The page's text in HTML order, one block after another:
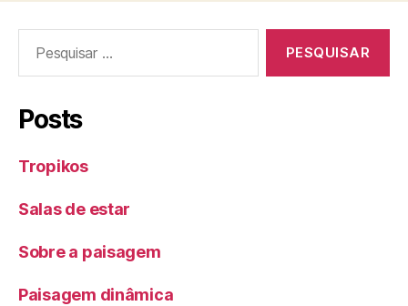
por:
Posts
Tropikos
Salas de estar
Sobre a paisagem
Paisagem dinâmica